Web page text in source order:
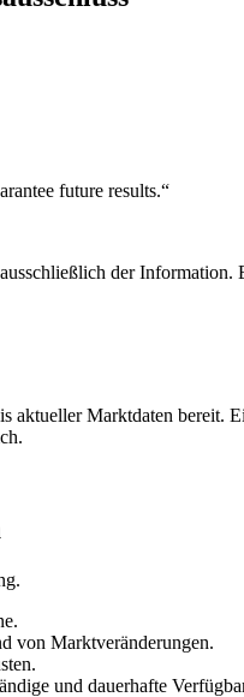
future results.“
der
aktueller Marktdaten bereit.
von Marktveränderungen.
und dauerhafte